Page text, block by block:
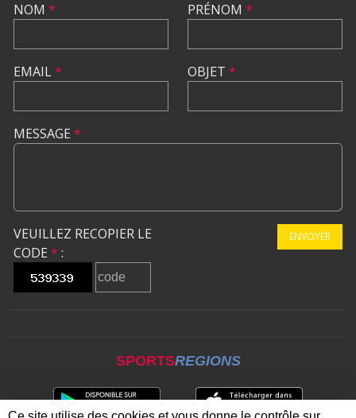
NOM *
EMAIL*
PRÉNOM *
OBJET *
MESSAGE *
VEUILLEZ RECOPIER LE
CODE * :
ENVOYER
SPORTSREGIONS